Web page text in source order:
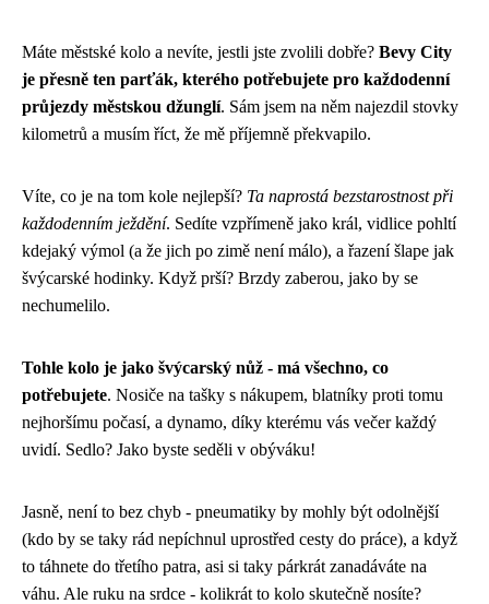
Máte městské kolo a nevíte, jestli jste zvolili dobře? Bevy City
je přesně ten parťák, kterého potřebujete pro každodenní
průjezdy městskou džunglí. Sám jsem na něm najezdil stovky
kilometrů a musím říct, že mě příjemně překvapilo.
Víte, co je na tom kole nejlepší? Ta naprostá bezstarostnost při
každodenním ježdění. Sedíte vzpřímeně jako král, vidlice pohltí
kdejaký výmol (a že jich po zimě není málo), a řazení šlape jak
švýcarské hodinky. Když prší? Brzdy zaberou, jako by se
nechumelilo.
Tohle kolo je jako švýcarský nůž - má všechno, co
potřebujete. Nosiče na tašky s nákupem, blatníky proti tomu
nejhoršímu počasí, a dynamo, díky kterému vás večer každý
uvidí. Sedlo? Jako byste seděli v obýváku!
Jasně, není to bez chyb - pneumatiky by mohly být odolnější
(kdo by se taky rád nepíchnul uprostřed cesty do práce), a když
to táhnete do třetího patra, asi si taky párkrát zanadáváte na
váhu. Ale ruku na srdce - kolikrát to kolo skutečně nosíte?